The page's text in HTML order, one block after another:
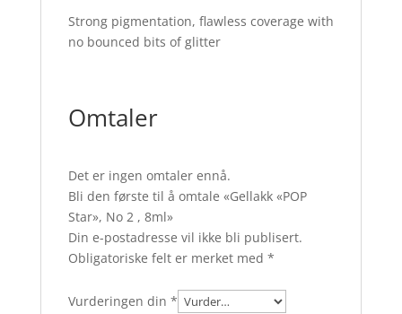
Strong pigmentation, flawless coverage with
no bounced bits of glitter
Omtaler
Det er ingen omtaler ennå.
Bli den første til å omtale «Gellakk «POP
Star», No 2 , 8ml»
Din e-postadresse vil ikke bli publisert.
Obligatoriske felt er merket med *
Vurderingen din *